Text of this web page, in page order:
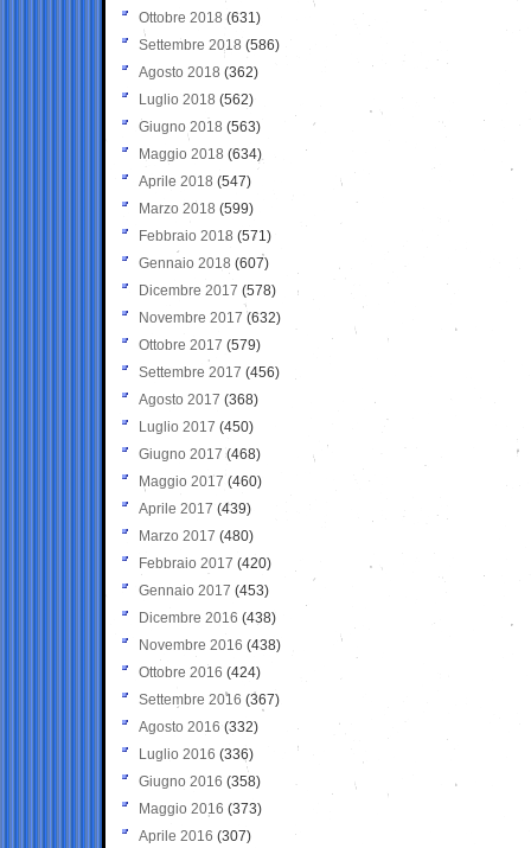
Ottobre 2018 (631)
Settembre 2018 (586)
Agosto 2018 (362)
Luglio 2018 (562)
Giugno 2018 (563)
Maggio 2018 (634)
Aprile 2018 (547)
Marzo 2018 (599)
Febbraio 2018 (571)
Gennaio 2018 (607)
Dicembre 2017 (578)
Novembre 2017 (632)
Ottobre 2017 (579)
Settembre 2017 (456)
Agosto 2017 (368)
Luglio 2017 (450)
Giugno 2017 (468)
Maggio 2017 (460)
Aprile 2017 (439)
Marzo 2017 (480)
Febbraio 2017 (420)
Gennaio 2017 (453)
Dicembre 2016 (438)
Novembre 2016 (438)
Ottobre 2016 (424)
Settembre 2016 (367)
Agosto 2016 (332)
Luglio 2016 (336)
Giugno 2016 (358)
Maggio 2016 (373)
Aprile 2016 (307)